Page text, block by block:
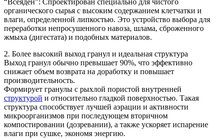
“Всеяден”: Спроектирован специально для чистого
органического сырья с высоким содержанием клетчатки и
влаги, определенной липкостью. Это устройство выбора для
переработки непросушенного навоза, шлама, сброженного
жмыха (дигестата) и подобных материалов.
2. Более высокий выход гранул и идеальная структура
Выход гранул обычно превышает 90%, что эффективно
снижает объем возврата на доработку и повышает
производительность.
Формирует гранулы с рыхлой пористой внутренней
структурой и относительно гладкой поверхностью. Такая
структура способствует лучшей аэрации и активности
микроорганизмов при последующем вторичном
компостировании (дозревании), а также ускоряет испарение
влаги при сушке, экономя энергию.